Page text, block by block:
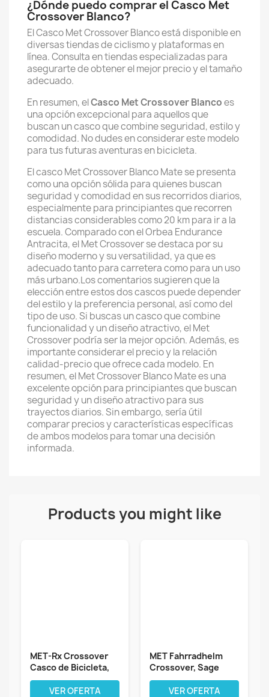
¿Dónde puedo comprar el Casco Met
Crossover Blanco?
El Casco Met Crossover Blanco está disponible en
diversas tiendas de ciclismo y plataformas en
línea. Consulta en tiendas especializadas para
asegurarte de obtener el mejor precio y el tamaño
adecuado.
En resumen, elCasco Met Crossover Blancoes
una opción excepcional para aquellos que
buscan un casco que combine seguridad, estilo y
comodidad. No dudes en considerar este modelo
para tus futuras aventuras en bicicleta.
El casco Met Crossover Blanco Mate se presenta
como una opción sólida para quienes buscan
seguridad y comodidad en sus recorridos diarios,
especialmente para principiantes que recorren
distancias considerables como 20 km para ir a la
escuela. Comparado con el Orbea Endurance
Antracita, el Met Crossover se destaca por su
diseño moderno y su versatilidad, ya que es
adecuado tanto para carretera como para un uso
más urbano.Los comentarios sugieren que la
elección entre estos dos cascos puede depender
del estilo y la preferencia personal, así como del
tipo de uso. Si buscas un casco que combine
funcionalidad y un diseño atractivo, el Met
Crossover podría ser la mejor opción. Además, es
importante considerar el precio y la relación
calidad-precio que ofrece cada modelo. En
resumen, el Met Crossover Blanco Mate es una
excelente opción para principiantes que buscan
seguridad y un diseño atractivo para sus
trayectos diarios. Sin embargo, sería útil
comparar precios y características específicas
de ambos modelos para tomar una decisión
informada.
Products you might like
MET-Rx Crossover
Casco de Bicicleta,
Unisex
VER OFERTA
MET Fahrradhelm
Crossover, Sage
Hellgrün matt,...
VER OFERTA